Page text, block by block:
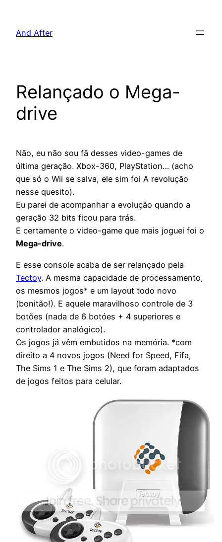
And After
Relançado o Mega-
drive
Não, eu não sou fã desses video-games de
última geração. Xbox-360, PlayStation… (acho
que só o Wii se salva, ele sim foi A revolução
nesse quesito).
Eu parei de acompanhar a evolução quando a
geração 32 bits ficou para trás.
E certamente o video-game que mais joguei foi o
Mega-drive.
E esse console acaba de ser relançado pela
Tectoy. A mesma capacidade de processamento,
os mesmos jogos* e um layout todo novo
(bonitão!). E aquele maravilhoso controle de 3
botões (nada de 6 botóes + 4 superiores e
controlador analógico).
Os jogos já vêm embutidos na memória. *com
direito a 4 novos jogos (Need for Speed, Fifa,
The Sims 1 e The Sims 2), que foram adaptados
de jogos feitos para celular.